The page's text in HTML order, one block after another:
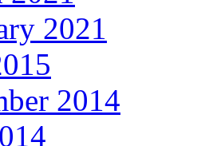
2021
2014